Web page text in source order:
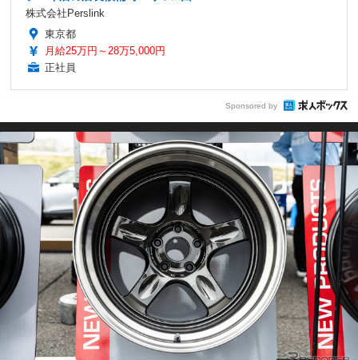
株式会社Perslink
東京都
月給25万円～28万5,000円
正社員
Sponsored by